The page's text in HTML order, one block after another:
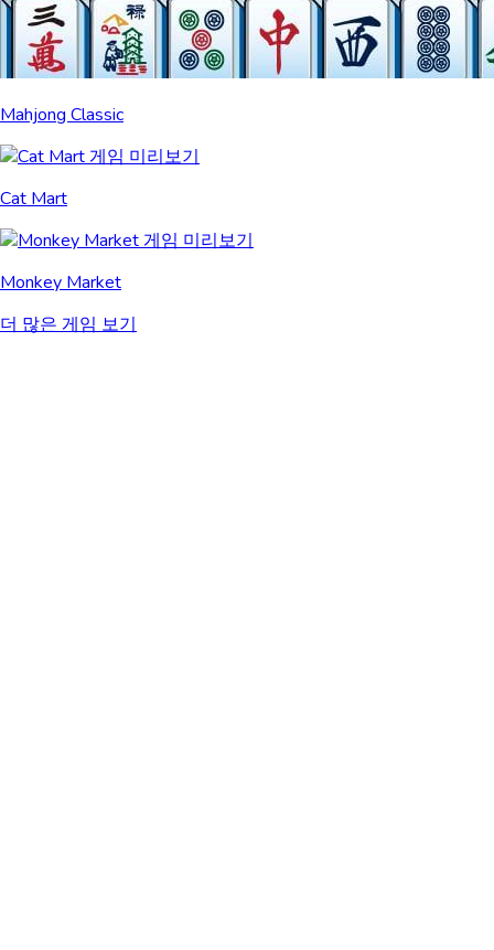
Mahjong Classic
Cat Mart
Monkey Market
더 많은 게임 보기